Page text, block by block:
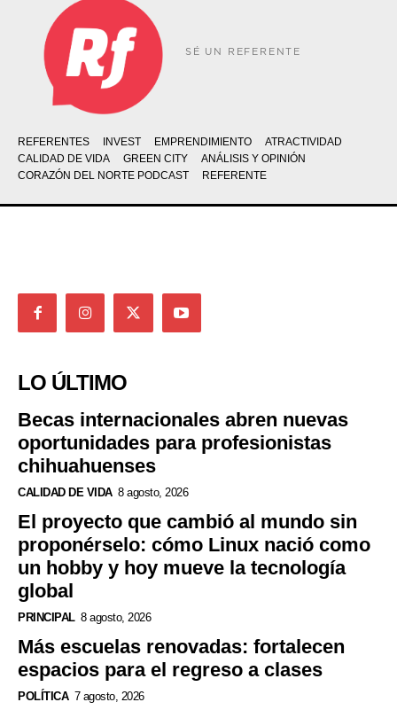
SÉ UN REFERENTE
REFERENTES INVEST EMPRENDIMIENTO
ATRACTIVIDAD
CALIDAD DE VIDA
GREEN CITY
ANÁLISIS Y OPINIÓN
CORAZÓN DEL NORTE PODCAST
REFERENTE
LO ÚLTIMO
Becas internacionales abren nuevas
oportunidades para profesionistas
chihuahuenses
CALIDAD DE VIDA 8 agosto, 2026
El proyecto que cambió al mundo sin
proponérselo: cómo Linux nació como
un hobby y hoy mueve la tecnología
global
PRINCIPAL 8 agosto, 2026
Más escuelas renovadas: fortalecen
espacios para el regreso a clases
POLÍTICA 7 agosto, 2026